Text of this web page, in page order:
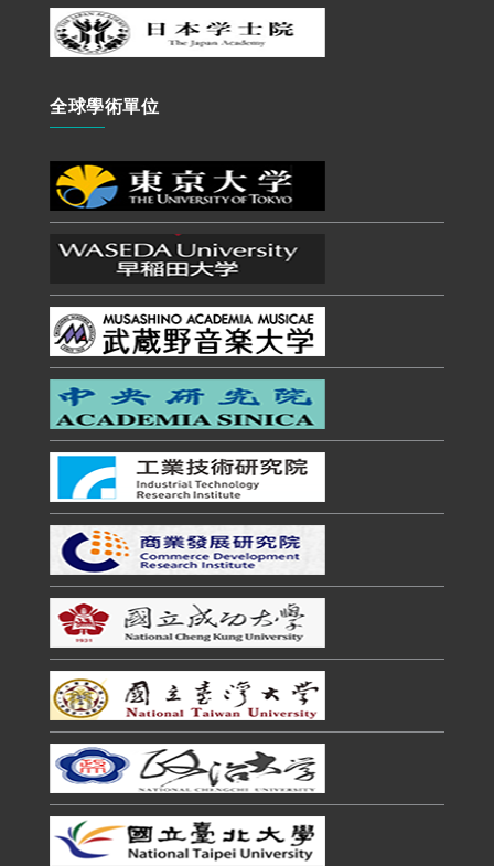
全球學術單位